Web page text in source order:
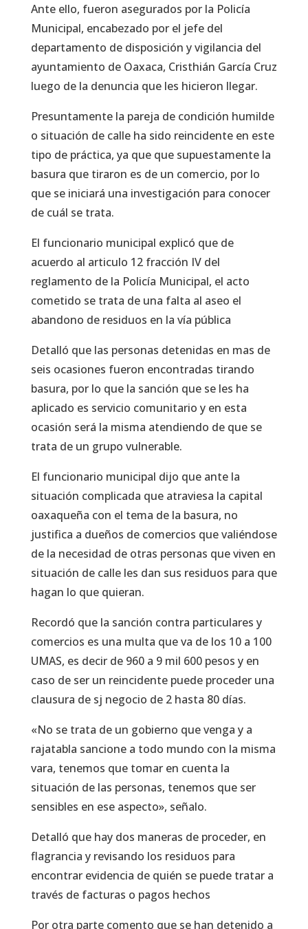
Ante ello, fueron asegurados por la Policía
Municipal, encabezado por el jefe del
departamento de disposición y vigilancia del
ayuntamiento de Oaxaca, Cristhián García Cruz
luego de la denuncia que les hicieron llegar.
Presuntamente la pareja de condición humilde
o situación de calle ha sido reincidente en este
tipo de práctica, ya que que supuestamente la
basura que tiraron es de un comercio, por lo
que se iniciará una investigación para conocer
de cuál se trata.
El funcionario municipal explicó que de
acuerdo al articulo 12 fracción IV del
reglamento de la Policía Municipal, el acto
cometido se trata de una falta al aseo el
abandono de residuos en la vía pública
Detalló que las personas detenidas en mas de
seis ocasiones fueron encontradas tirando
basura, por lo que la sanción que se les ha
aplicado es servicio comunitario y en esta
ocasión será la misma atendiendo de que se
trata de un grupo vulnerable.
El funcionario municipal dijo que ante la
situación complicada que atraviesa la capital
oaxaqueña con el tema de la basura, no
justifica a dueños de comercios que valiéndose
de la necesidad de otras personas que viven en
situación de calle les dan sus residuos para que
hagan lo que quieran.
Recordó que la sanción contra particulares y
comercios es una multa que va de los 10 a 100
UMAS, es decir de 960 a 9 mil 600 pesos y en
caso de ser un reincidente puede proceder una
clausura de sj negocio de 2 hasta 80 días.
«No se trata de un gobierno que venga y a
rajatabla sancione a todo mundo con la misma
vara, tenemos que tomar en cuenta la
situación de las personas, tenemos que ser
sensibles en ese aspecto», señalo.
Detalló que hay dos maneras de proceder, en
flagrancia y revisando los residuos para
encontrar evidencia de quién se puede tratar a
través de facturas o pagos hechos
Por otra parte comento que se han detenido a